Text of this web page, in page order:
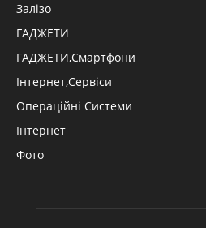
Залізо
ГАДЖЕТИ
ГАДЖЕТИ,Смартфони
Інтернет,Сервіси
Операційні Системи
Інтернет
Фото